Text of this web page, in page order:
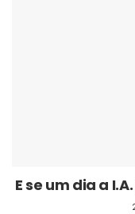
E se um dia a